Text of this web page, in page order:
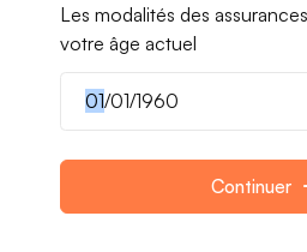
Les modalités des
votre âge actuel
Continuer